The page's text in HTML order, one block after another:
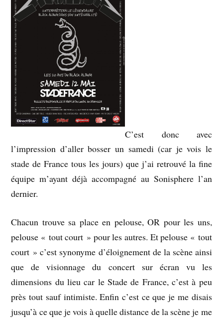
C’est donc avec
l’impression d’aller bosser un samedi (car je vois le
stade de France tous les jours) que j’ai retrouvé la fine
équipe m’ayant déjà accompagné au Sonisphere l’an
dernier.
Chacun trouve sa place en pelouse, OR pour les uns,
pelouse « tout court » pour les autres. Et pelouse « tout
court » c’est synonyme d’éloignement de la scène ainsi
que de visionnage du concert sur écran vu les
dimensions du lieu car le Stade de France, c’est à peu
près tout sauf intimiste. Enfin c’est ce que je me disais
jusqu’à ce que je vois à quelle distance de la scène je me